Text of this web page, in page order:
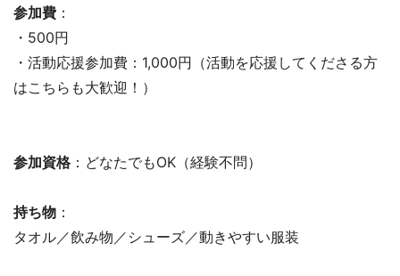
参加費 ：
・500円
・活動応援参加費：1,000円（活動を応援してくださる方
はこちらも大歓迎！）
参加資格 ：どなたでもOK（経験不問）
持ち物 ：
タオル／飲み物／シューズ／動きやすい服装